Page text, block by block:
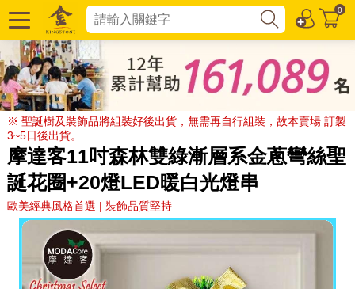
0
※ 聖誕樹及裝飾品將組裝好後出貨，無需再自行組裝，故本賣場 訂製
3~5日後出貨。
摩達客11吋森林雙綠漸層系金蔥彎絲聖
誕花圈+20燈LED暖白光燈串
歐美經典風格首選 | 裝飾品質堅持